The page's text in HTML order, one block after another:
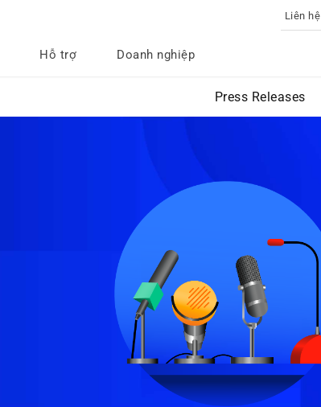
Liên hệ
Hỗ trợ Doanh nghiệp
Press Releases